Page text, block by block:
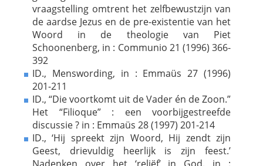
vraagstelling omtrent het zelfbewustzijn van
de aardse Jezus en de pre-existentie van het
Woord in de theologie van Piet
Schoonenberg, in : Communio 21 (1996) 366-
392
ID., Menswording, in : Emmaüs 27 (1996)
201-211
ID., “Die voortkomt uit de Vader én de Zoon.”
Het “Filioque” : een voorbijgestreefde
discussie ? in : Emmaüs 28 (1997) 201-214
ID., ‘Hij spreekt zijn Woord, Hij zendt zijn
Geest, drievuldig heerlijk is zijn feest.’
Nadenken over het ‘reliëf’ in God, in :